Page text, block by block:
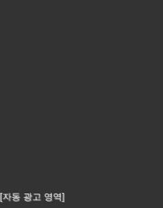
[자동 광고 영역]